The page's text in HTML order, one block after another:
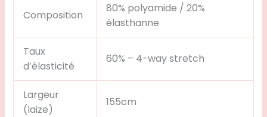
Composition
80% polyamide / 20%
élasthanne
Taux
d’élasticité
60% – 4-way stretch
Largeur
(laize)
155cm